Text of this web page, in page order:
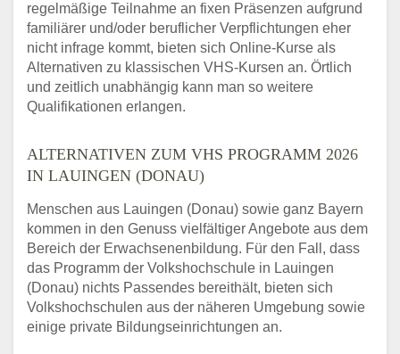
regelmäßige Teilnahme an fixen Präsenzen aufgrund
familiärer und/oder beruflicher Verpflichtungen eher
nicht infrage kommt, bieten sich Online-Kurse als
Alternativen zu klassischen VHS-Kursen an. Örtlich
und zeitlich unabhängig kann man so weitere
Qualifikationen erlangen.
ALTERNATIVEN ZUM VHS PROGRAMM 2026
IN LAUINGEN (DONAU)
Menschen aus Lauingen (Donau) sowie ganz Bayern
kommen in den Genuss vielfältiger Angebote aus dem
Bereich der Erwachsenenbildung. Für den Fall, dass
das Programm der Volkshochschule in Lauingen
(Donau) nichts Passendes bereithält, bieten sich
Volkshochschulen aus der näheren Umgebung sowie
einige private Bildungseinrichtungen an.